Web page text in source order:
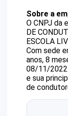
Sobre a
O CNPJ da
DE
ESCOLA
Com sede
anos, 8
08/11/2022.
e sua
de